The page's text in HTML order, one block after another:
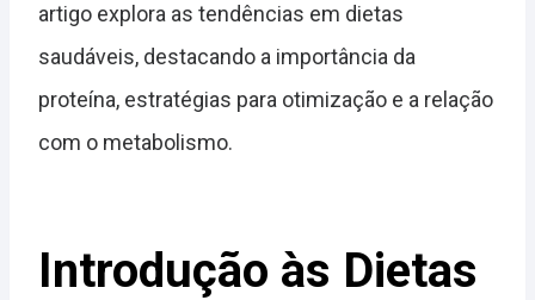
artigo explora as tendências em dietas
saudáveis, destacando a importância da
proteína, estratégias para otimização e a relação
com o metabolismo.
Introdução às Dietas